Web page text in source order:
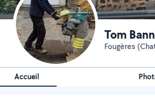
Tom
Fougères
Accueil